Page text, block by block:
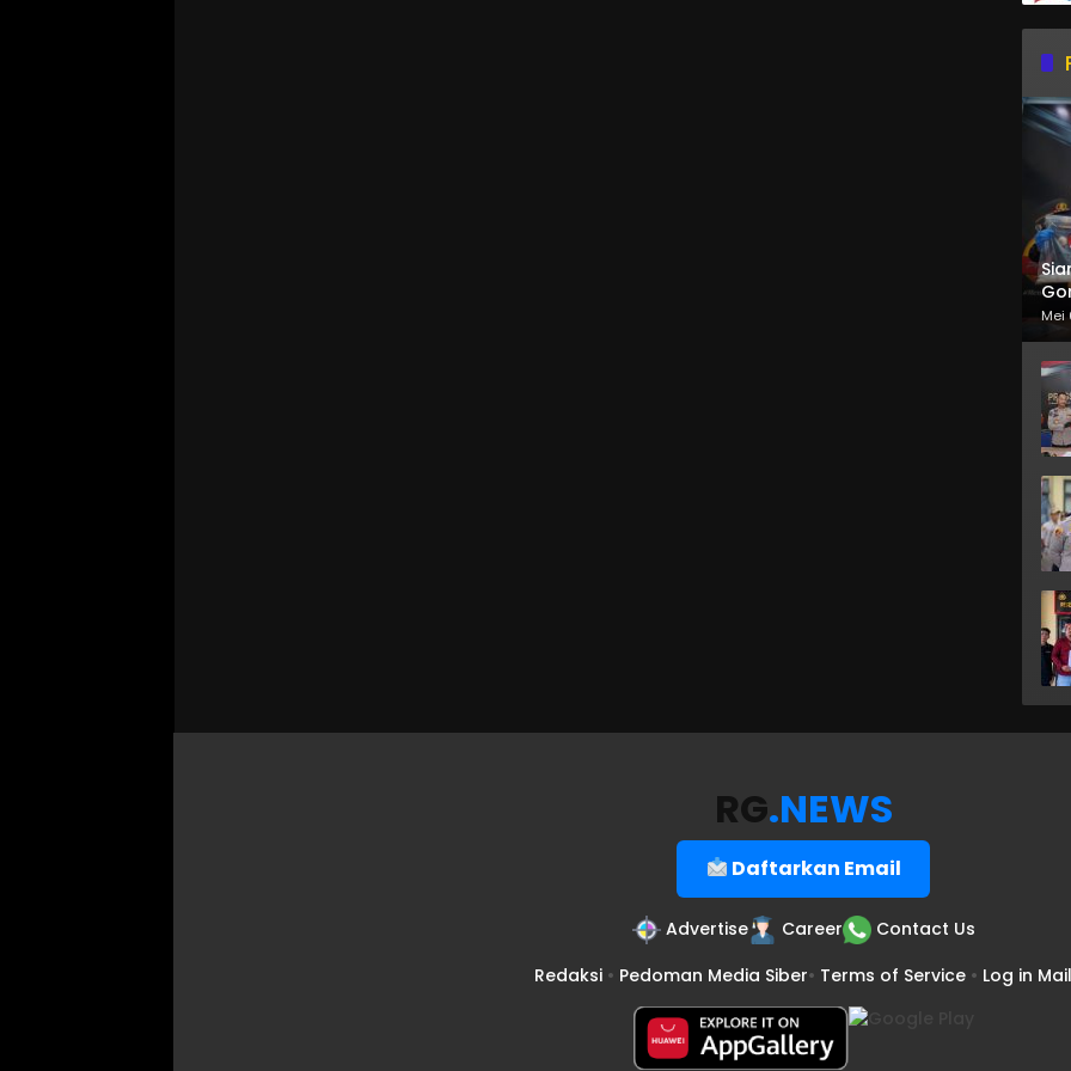
Mei
RG.NEWS
Daftarkan Email
Advertise Career
Contact Us
Redaksi • Pedoman Media Siber• Terms of Service • Log in Mail